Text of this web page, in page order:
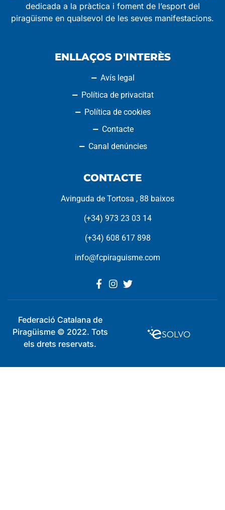
dedicada a la pràctica i foment de l’esport del
piragüisme en qualsevol de les seves manifestacions.
ENLLAÇOS D'INTERÈS
Avís legal
Política de privacitat
Política de cookies
Contacte
Canal denúncies
CONTACTE
Avinguda de Tortosa , 88 baixos
(+34) 973 23 03 14
(+34) 608 617 898
info@fcpiraguisme.com
Federació Catalana de
Piragüisme © 2022. Tots
els drets reservats.